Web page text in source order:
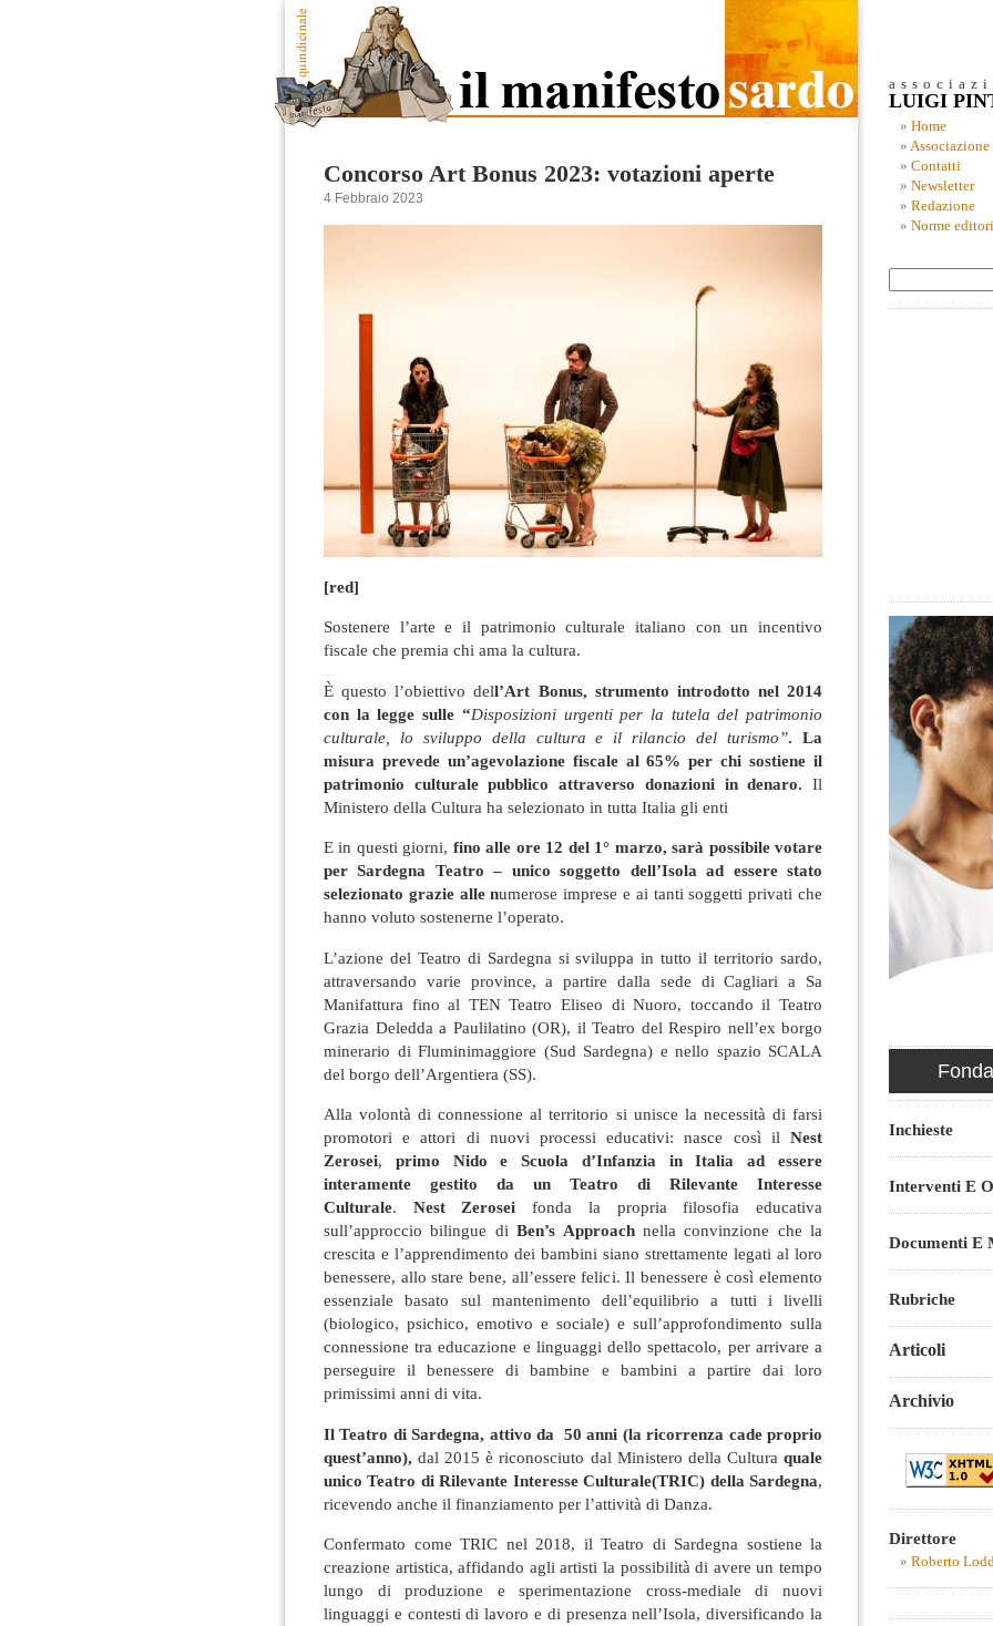
Concorso Art Bonus 2023: votazioni aperte
4 Febbraio 2023
[red]
Sostenere l’arte e il patrimonio culturale italiano con un incentivo
fiscale che premia chi ama la cultura.
È questo l’obiettivo dell’Art Bonus, strumento introdotto nel 2014
con la legge sulle “Disposizioni urgenti per la tutela del patrimonio
culturale, lo sviluppo della cultura e il rilancio del turismo”. La
misura prevede un’agevolazione fiscale al 65% per chi sostiene il
patrimonio culturale pubblico attraverso donazioni in denaro. Il
Ministero della Cultura ha selezionato in tutta Italia gli enti
E in questi giorni, fino alle ore 12 del 1° marzo, sarà possibile votare
per Sardegna Teatro – unico soggetto dell’Isola ad essere stato
selezionato grazie allenumerose imprese e ai tanti soggetti privati che
hanno voluto sostenerne l’operato.
L’azione del Teatro di Sardegna si sviluppa in tutto il territorio sardo,
attraversando varie province, a partire dalla sede di Cagliari a Sa
Manifattura fino al TEN Teatro Eliseo di Nuoro, toccando il Teatro
Grazia Deledda a Paulilatino (OR), il Teatro del Respiro nell’ex borgo
minerario di Fluminimaggiore (Sud Sardegna) e nello spazio SCALA
del borgo dell’Argentiera (SS).
Alla volontà di connessione al territorio si unisce la necessità di farsi
promotori e attori di nuovi processi educativi: nasce così il Nest
Zerosei, primo Nido e Scuola d’Infanzia in Italia ad essere
interamente gestito da un Teatro di Rilevante Interesse
Culturale. Nest Zerosei fonda la propria filosofia educativa
sull’approccio bilingue diBen’s Approachnella convinzione che la
crescita e l’apprendimento dei bambini siano strettamente legati al loro
benessere, allo stare bene, all’essere felici. Il benessere è così elemento
essenziale basato sul mantenimento dell’equilibrio a tutti i livelli
(biologico, psichico, emotivo e sociale) e sull’approfondimento sulla
connessione tra educazione e linguaggi dello spettacolo, per arrivare a
perseguire il benessere di bambine e bambini a partire dai loro
primissimi anni di vita.
Il Teatro di Sardegna, attivo da 50 anni (la ricorrenza cade proprio
quest’anno), dal 2015 è riconosciuto dal Ministero della Cultura quale
unico Teatro di Rilevante Interesse Culturale(TRIC) della Sardegna,
ricevendo anche il finanziamento per l’attività di Danza.
Confermato come TRIC nel 2018, il Teatro di Sardegna sostiene la
creazione artistica, affidando agli artisti la possibilità di avere un tempo
lungo di produzione e sperimentazione cross-mediale di nuovi
linguaggi e contesti di lavoro e di presenza nell’Isola, diversificando la
LUIGI
Home
Associazione
Contatti
Newsletter
Redazione
Norme
Inchieste
Interventi E
Documenti E
Rubriche
Articoli
Archivio
Direttore
Roberto